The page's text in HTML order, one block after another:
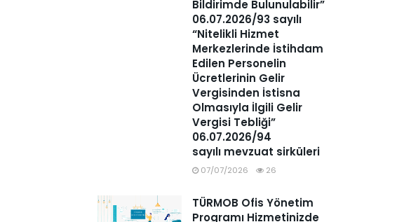
Bildirimde Bulunulabilir”
06.07.2026/93 sayılı
“Nitelikli Hizmet
Merkezlerinde İstihdam
Edilen Personelin
Ücretlerinin Gelir
Vergisinden İstisna
Olmasıyla İlgili Gelir
Vergisi Tebliği”
06.07.2026/94
sayılı mevzuat sirküleri
07/07/2026 26
TÜRMOB Ofis Yönetim
Programı Hizmetinizde